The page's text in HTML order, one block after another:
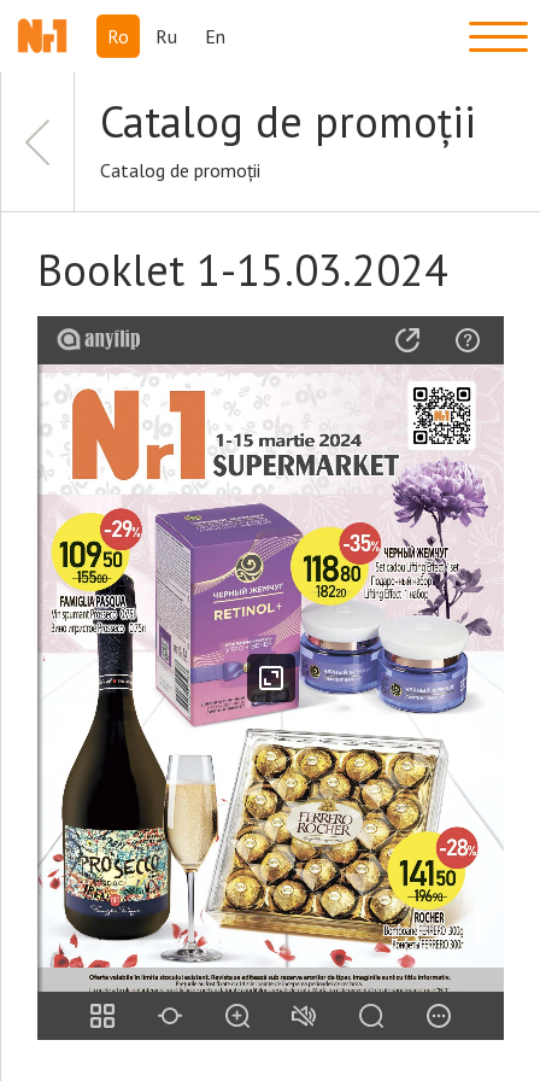
Ro Ru En
Catalog de promoții
Catalog de promoții
Booklet 1-15.03.2024